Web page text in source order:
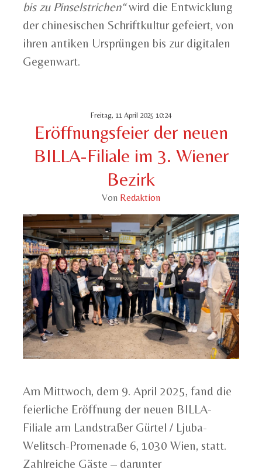
bis zu Pinselstrichen“wird die Entwicklung
der chinesischen Schriftkultur gefeiert, von
ihren antiken Ursprüngen bis zur digitalen
Gegenwart.
Freitag, 11 April 2025 10:24
Eröffnungsfeier der neuen
BILLA-Filiale im 3. Wiener
Bezirk
Von Redaktion
Am Mittwoch, dem 9. April 2025, fand die
feierliche Eröffnung der neuen BILLA-
Filiale am Landstraßer Gürtel / Ljuba-
Welitsch-Promenade 6, 1030 Wien, statt.
Zahlreiche Gäste – darunter